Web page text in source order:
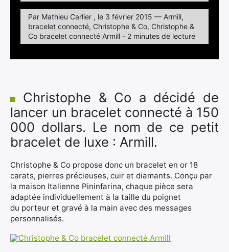
Par Mathieu Carlier , le 3 février 2015 — Armill,
bracelet connecté, Christophe & Co, Christophe &
Co bracelet connecté Armill - 2 minutes de lecture
Christophe & Co a décidé de
lancer un bracelet connecté à 150
000 dollars. Le nom de ce petit
bracelet de luxe : Armill.
Christophe & Co propose donc un bracelet en or 18
carats, pierres précieuses, cuir et diamants. Conçu par
la maison Italienne Pininfarina, chaque pièce sera
adaptée individuellement à la taille du poignet
du porteur et gravé à la main avec des messages
personnalisés.